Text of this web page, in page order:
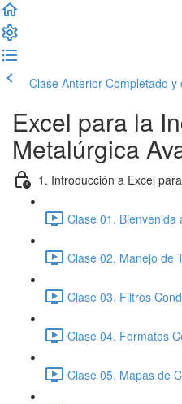
Clase Anterior Completado y
Excel para la
Metalúrgica
1. Introducción a Excel
Clase 01. Bienvenida
Clase 02. Manejo de
Clase 03. Filtros
Clase 04. Formatos
Clase 05. Mapas de